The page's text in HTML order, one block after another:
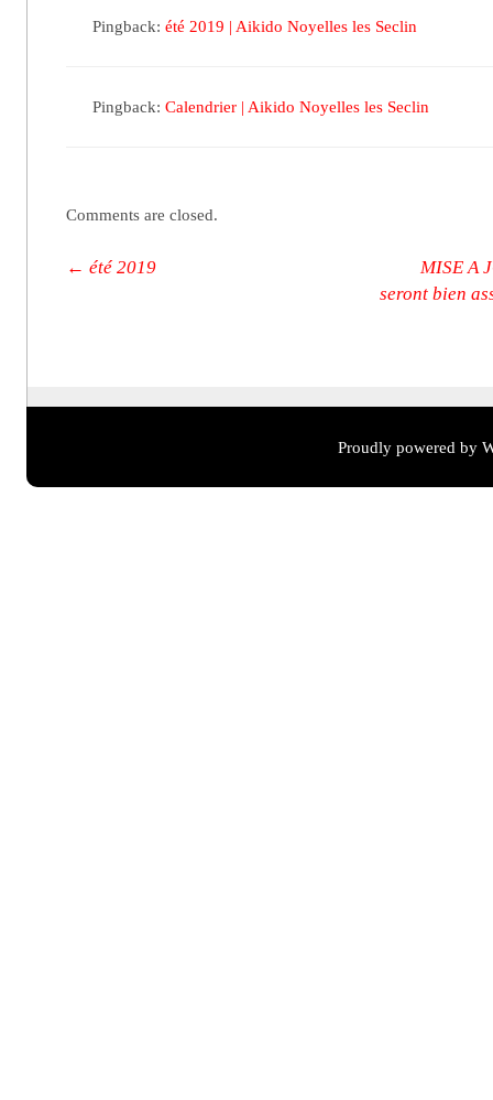
Pingback:été 2019 | Aikido Noyelles les Seclin
Pingback:Calendrier | Aikido Noyelles les Seclin
Comments are closed.
Post navigation
← été 2019
MISE A
seront bien
Proudly powered by